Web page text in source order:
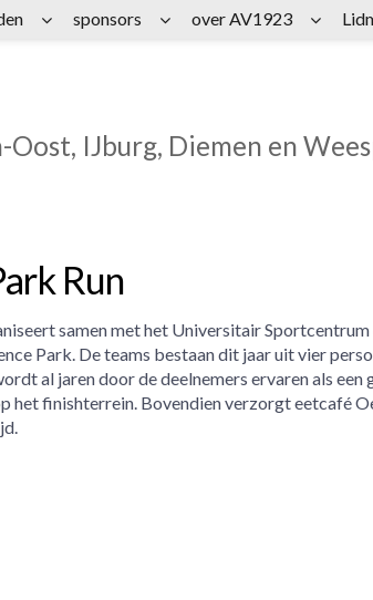
IJburg, Diemen en
Run
samen met het Universitair
Park. De teams bestaan dit jaar uit vier
al jaren door de deelnemers ervaren als een
het finishterrein. Bovendien verzorgt eetcafé
sponsors over AV1923